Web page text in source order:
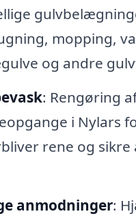
mopping,
og andre
: Rengøring
i Nylars
rene og
anmodninger: